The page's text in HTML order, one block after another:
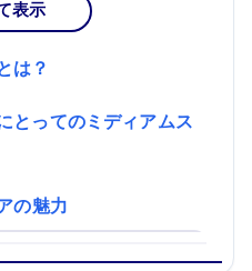
表示
は？
とってのミディアムス
の魅力